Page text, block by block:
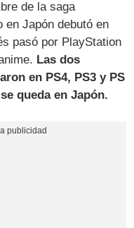
de la saga
en Japón debutó en
pasó por PlayStation
Las dos
en PS4, PS3 y PS
queda en Japón.